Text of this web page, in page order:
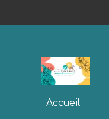
Accueil